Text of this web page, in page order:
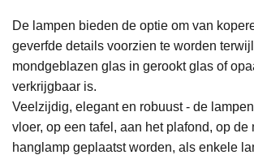
De lampen bieden de optie om van
geverfde details voorzien te worden
mondgeblazen glas in gerookt glas of
verkrijgbaar is.
Veelzijdig, elegant en robuust - de
vloer, op een tafel, aan het plafond, op de
hanglamp geplaatst worden, als enkele